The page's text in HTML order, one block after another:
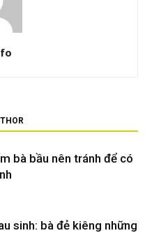
bà bầu nên tránh để có
sinh: bà đẻ kiêng những